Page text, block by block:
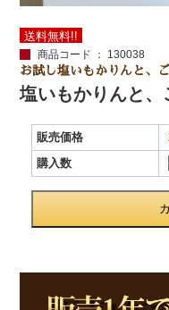
送料無料!!
商品コード ： 130038
お試し塩いもかりんと、
塩いもかりんと、
販売価格
購入数